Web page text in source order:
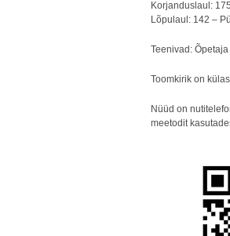
Korjanduslaul:
Lõpulaul: 142 –
Teenivad:
Toomkirik on
Nüüd on
meetodit